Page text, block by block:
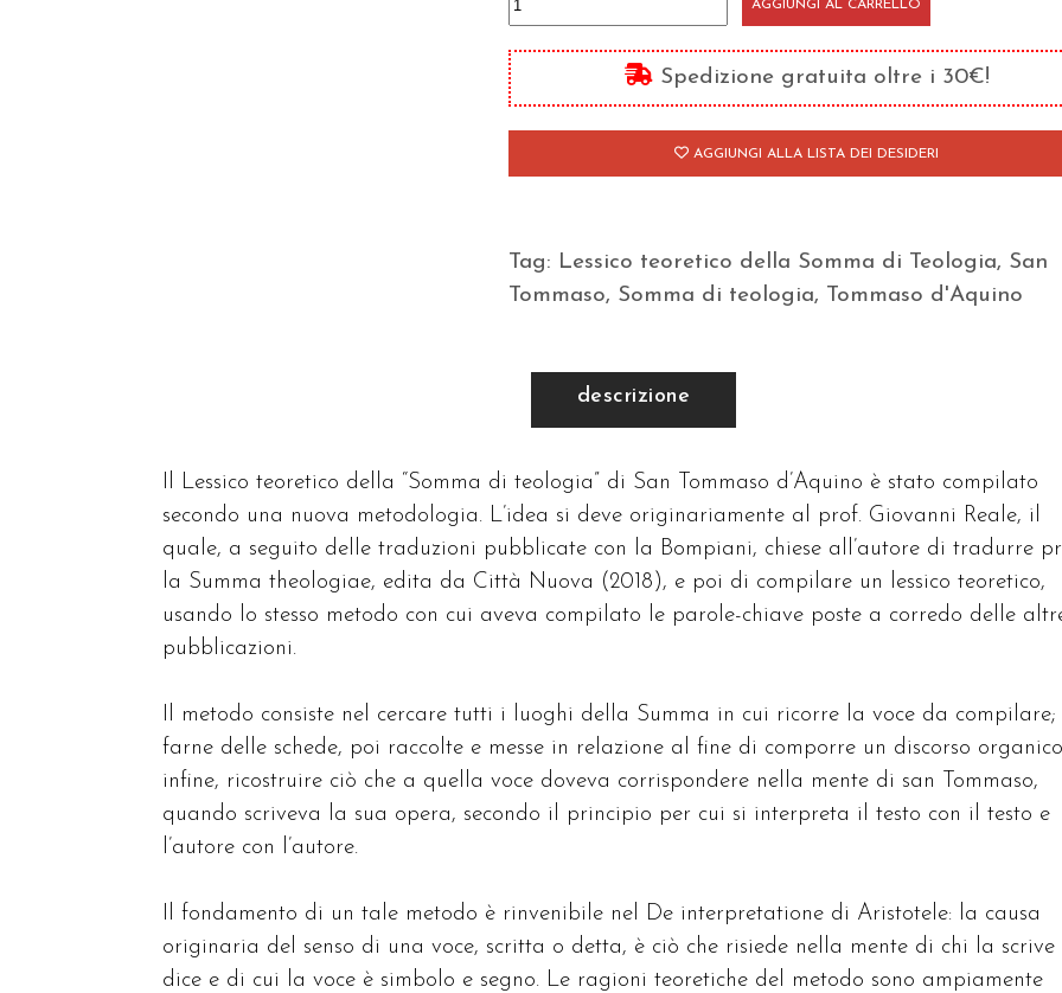
teoretico
della
«Somma
di
d'Aquino
quantità
AGGIUNGI AL CARRELLO
Spedizione gratuita oltre i 30€!
AGGIUNGI ALLA LISTA DEI DESIDERI
Tag: Lessico teoretico della Somma di Teologia, San
Tommaso, Somma di teologia, Tommaso d'Aquino
descrizione
Il Lessico teoretico della “Somma di teologia” di San Tommaso d’Aquino è stato compilato
secondo una nuova metodologia. L’idea si deve originariamente al prof. Giovanni Reale, il
quale, a seguito delle traduzioni pubblicate con la Bompiani, chiese all’autore di tradurre
la Summa theologiae, edita da Città Nuova (2018), e poi di compilare un lessico teoretico,
usando lo stesso metodo con cui aveva compilato le parole-chiave poste a corredo delle
pubblicazioni.
Il metodo consiste nel cercare tutti i luoghi della Summa in cui ricorre la voce da compilare;
farne delle schede, poi raccolte e messe in relazione al fine di comporre un discorso
infine, ricostruire ciò che a quella voce doveva corrispondere nella mente di san Tommaso,
quando scriveva la sua opera, secondo il principio per cui si interpreta il testo con il testo e
l’autore con l’autore.
Il fondamento di un tale metodo è rinvenibile nel De interpretatione di Aristotele: la causa
originaria del senso di una voce, scritta o detta, è ciò che risiede nella mente di chi la
dice e di cui la voce è simbolo e segno. Le ragioni teoretiche del metodo sono ampiamente